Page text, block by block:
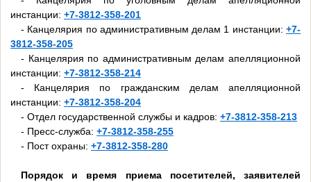
инстанции: +7-3812-358-201
- Канцелярия по административным делам 1 инстанции: +7-
3812-358-205
- Канцелярия по административным делам апелляционной
инстанции: +7-3812-358-214
- Канцелярия по гражданским делам апелляционной
инстанции: +7-3812-358-204
- Отдел государственной службы и кадров: +7-3812-358-213
- Пресс-служба: +7-3812-358-255
- Пост охраны: +7-3812-358-280
Порядок и время приема посетителей, заявителей